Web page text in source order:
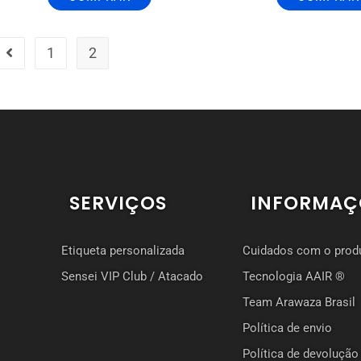
1 2
SERVIÇOS
Etiqueta personalizada
Sensei VIP Club / Atacado
Cuidados com o
Tecnologia AAIR ®
Team Arawaza Brasil
Política de envio
Política de